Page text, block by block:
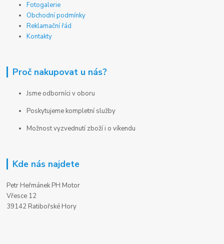
Fotogalerie
Obchodní podmínky
Reklamační řád
Kontakty
Proč nakupovat u nás?
Jsme odborníci v oboru
Poskytujeme kompletní služby
Možnost vyzvednutí zboží i o víkendu
Kde nás najdete
Petr Heřmánek PH Motor
Vřesce 12
39142 Ratibořské Hory